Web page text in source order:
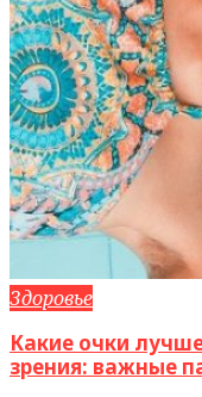
Здоровье
Какие очки
зрения: важные